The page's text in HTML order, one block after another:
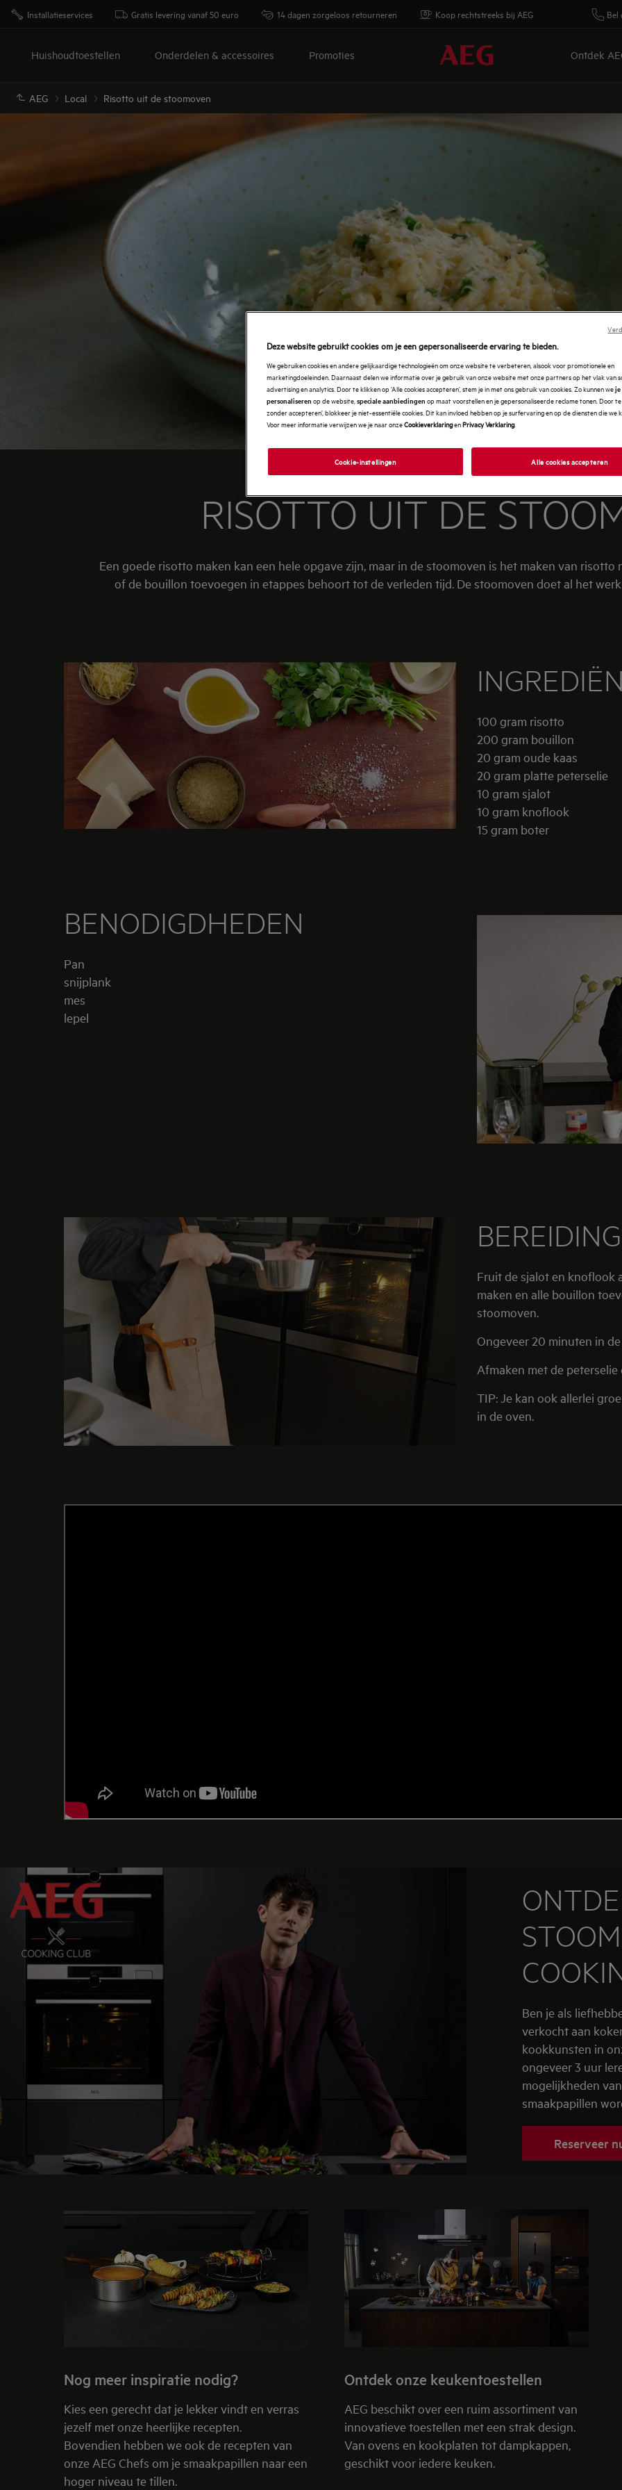
Installatieservices Gratis levering vanaf 50 euro 14 dagen zorgeloos retourneren Koop rechtstreeks bij AEG Bel
Huishoudtoestellen Onderdelen & accessoires Promoties Ontdek
AEG Local Risotto uit de stoomoven
RISOTTO UIT DE
Een goede risotto maken kan een hele opgave zijn, maar in de stoomoven is het maken van
of de bouillon toevoegen in etappes behoort tot de verleden tijd. De stoomoven doet al het
100 gram risotto
200 gram bouillon
20 gram oude kaas
20 gram platte peterselie
10 gram sjalot
10 gram knoflook
15 gram boter
BENODIGDHEDEN
Pan
snijplank
mes
lepel
BEREIDING
Fruit de sjalot en knoflook aan en voeg de risottorijst toe. Even glazig
maken en alle bouillon
stoomoven.
Ongeveer 20 minuten in
Afmaken met de
TIP: Je kan ook allerlei
in de oven.
Ben je als
verkocht aan
kookkunsten in
ongeveer 3 uur
mogelijkheden
smaakpapillen
Reserveer
Nog meer inspiratie nodig?
Kies een gerecht dat je lekker vindt en verras
jezelf met onze heerlijke recepten.
Bovendien hebben we ook de recepten van
onze AEG Chefs om je smaakpapillen naar een
hoger niveau te tillen.
Ontdek onze keukentoestellen
AEG beschikt over een ruim assortiment van
innovatieve toestellen met een strak design.
Van ovens en kookplaten tot dampkappen,
geschikt voor iedere keuken.
Deze website gebruikt cookies om je een gepersonaliseerde ervaring te bieden.
We gebruiken cookies en andere gelijkaardige technologieën om onze website te verbeteren, alsook voor promotionele en
marketingdoeleinden. Daarnaast delen we informatie over je gebruik van onze website met onze partners op het vlak van
advertising en analytics. Door te klikken op ‘Alle cookies accepteren’, stem je in met ons gebruik van cookies. Zo kunnen we
personaliseren op de website, speciale aanbiedingen op maat voorstellen en je gepersonaliseerde reclame tonen. Door
zonder accepteren’, blokkeer je niet-essentiële cookies. Dit kan invloed hebben op je surfervaring en op de diensten die we
Voor meer informatie verwijzen we je naar onzeCookieverklaringenPrivacy Verklaring.
Cookie-instellingen Alle cookies accepteren